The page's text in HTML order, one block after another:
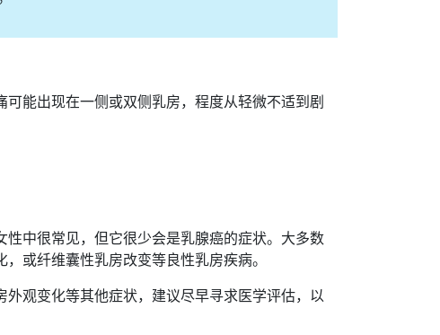
能出现在一侧或双侧乳房，程度从轻微不适到剧
中很常见，但它很少会是乳腺癌的症状。大多数
或纤维囊性乳房改变等良性乳房疾病。
观变化等其他症状，建议尽早寻求医学评估，以